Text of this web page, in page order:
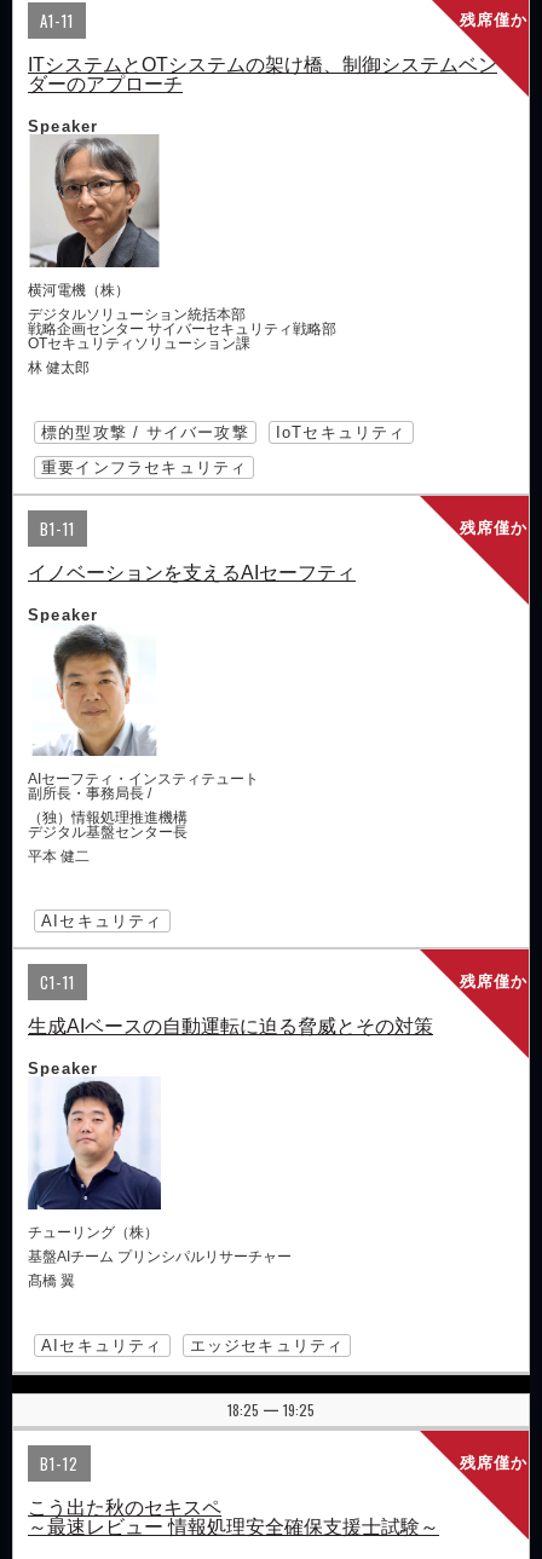
残席僅か
A1-11
ITシステムとOTシステムの架け橋、制御システムベン
ダーのアプローチ
Speaker
横河電機（株）
デジタルソリューション統括本部
戦略企画センター サイバーセキュリティ戦略部
OTセキュリティソリューション課
林 健太郎
標的型攻撃 / サイバー攻撃
IoTセキュリティ
重要インフラセキュリティ
残席僅か
B1-11
イノベーションを支えるAIセーフティ
Speaker
AIセーフティ・インスティテュート
副所長・事務局長 /
（独）情報処理推進機構
デジタル基盤センター長
平本 健二
AIセキュリティ
残席僅か
C1-11
生成AIベースの自動運転に迫る脅威とその対策
Speaker
チューリング（株）
基盤AIチーム プリンシパルリサーチャー
髙橋 翼
AIセキュリティ エッジセキュリティ
18:25 | 19:25
残席僅か
B1-12
こう出た秋のセキスペ
～最速レビュー 情報処理安全確保支援士試験～